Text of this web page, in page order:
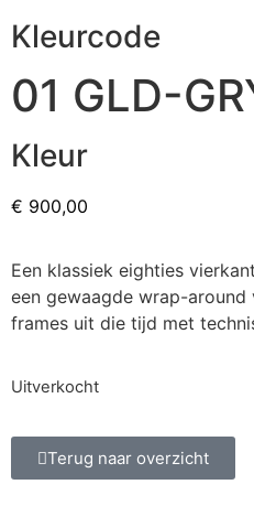
Kleurcode
01 GLD-
Kleur
€ 900,00
Een klassiek eighties
een gewaagde wrap-
frames uit die tijd met
Uitverkocht
Terug naar overzicht